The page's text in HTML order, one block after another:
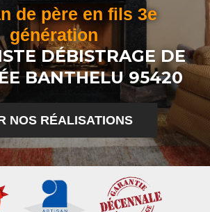
de père en fils 3e
génération
DÉBISTRAGE DE
BANTHELU 95420
NOS RÉALISATIONS